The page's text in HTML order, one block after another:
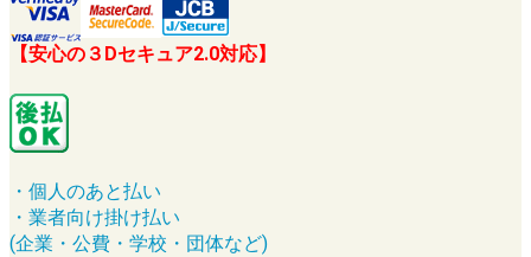
【安心の３Dセキュア2.0対応】
・個人のあと払い
・業者向け掛け払い
(企業・公費・学校・団体など)